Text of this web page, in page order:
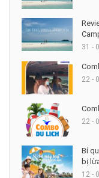
31 -
22 -
22 -
Bí
bị
12 -